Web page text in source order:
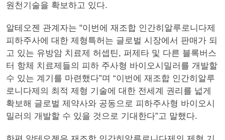
원천기술을 확보하고 있다.
알테오젠 관계자는 "이번에 재조합 인간히알루로니다제
피하주사에 대한 제형특허는 글로벌 시장에서 판매가 되
고 있는 유방암 치료제 허셉틴, 퍼제타 및 다른 블록버스
터 항체 치료제들의 피하 주사형 바이오시밀러를 개발할
수 있는 계기를 마련했다”며 “이번에 재조합 인간히알루
로니다제의 최적 제형 기술에 대한 전세계 권리를 넓게
확보해 글로벌 제약사와 공동으로 피하주사형 바이오시
밀러의 개발할 수 있을 것으로 기대한다”고 말했다.